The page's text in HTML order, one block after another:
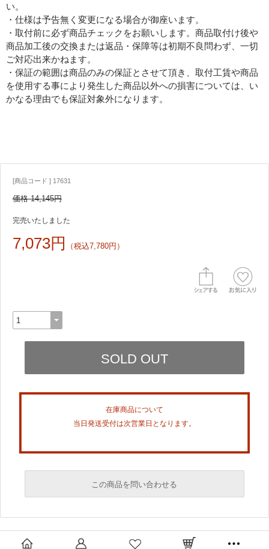
い。
・仕様は予告無く変更になる場合が御座います。
・取付前に必ず商品チェックをお願いします。商品取付け後や
商品加工後の交換または返品・保障等は初期不良問わず、一切
ご対応出来かねます。
・保証の範囲は商品のみの保証とさせて頂き、取付工賃や商品
を使用する事により発生した商品以外への損害については、い
かなる理由でも保証対象外になります。
[商品コード ] 17631
価格 14,145円
完売いたしました
7,073円 （税込7,780円）
在庫商品について
当日発送受付は次営業日となります。
この商品を問い合わせる